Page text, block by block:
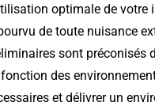
optimale de votre
de toute nuisance
sont préconisés
des
et délivrer un